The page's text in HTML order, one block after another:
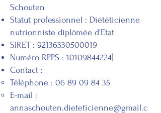
Schouten
Statut professionnel : Diététicienne
nutrionniste diplômée d'Etat
SIRET : 92136330500019
Numéro RPPS : 10109844224]
Contact :
Téléphone : 06 89 09 84 35
E-mail :
annaschouten.dieteticienne@gmail.c